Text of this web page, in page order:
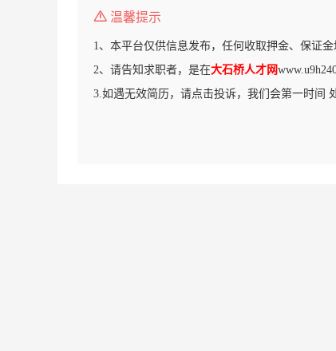
温馨提示
1、本平台仅供信息发布，任何收取押金、保证
2、请告知求职者，是在大石桥人才网
3.如遇无效简历，请点击投诉，我们会第一时间